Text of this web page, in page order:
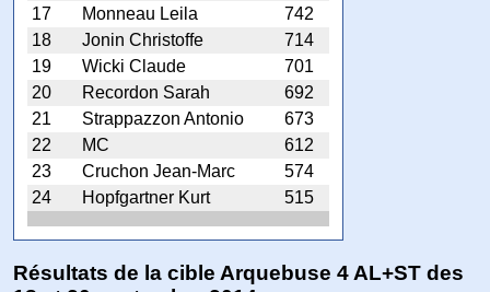
17
Monneau Leila
742
18
Jonin Christoffe
714
19
Wicki Claude
701
20
Recordon Sarah
692
21
Strappazzon Antonio
673
22
MC
612
23
Cruchon Jean-Marc
574
24
Hopfgartner Kurt 515
Résultats de la cible Arquebuse 4 AL+ST des